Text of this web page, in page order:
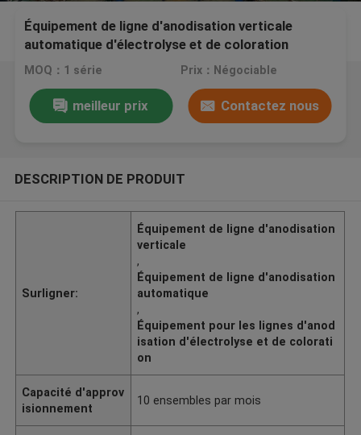
Équipement de ligne d'anodisation verticale
automatique d'électrolyse et de coloration
MOQ：1 série Prix：Négociable
meilleur prix Contactez nous
DESCRIPTION DE PRODUIT
Surligner:
Équipement de ligne d'anodisation
verticale
,
Équipement de ligne d'anodisation
automatique
,
Équipement pour les lignes d'anod
isation d'électrolyse et de colorati
on
Capacité d'approv
isionnement
10 ensembles par mois